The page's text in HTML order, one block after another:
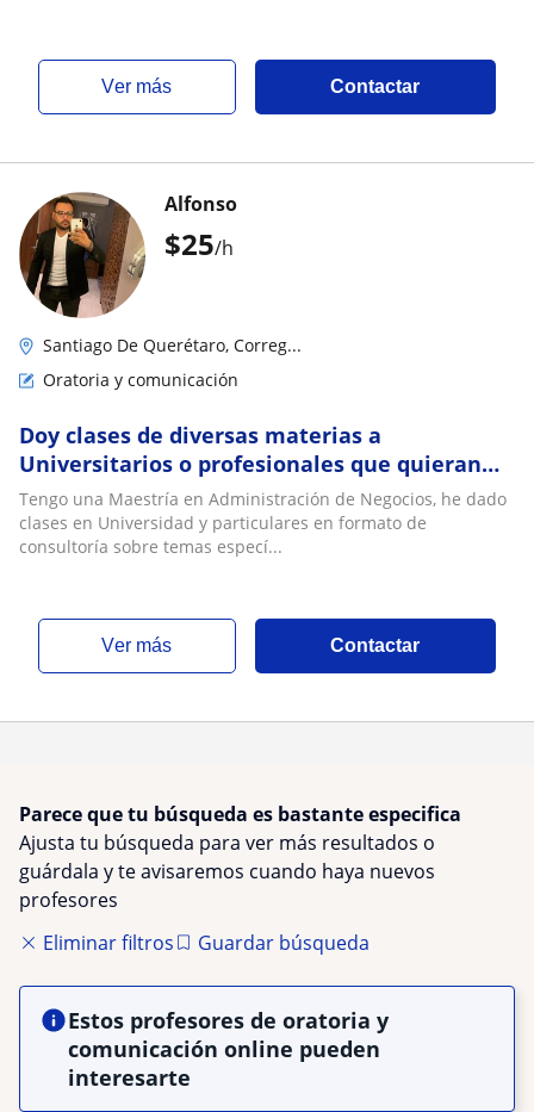
ver más Contactar
$25/h
Alfonso
Santiago De Querétaro, Correg...
Oratoria y comunicación
Doy clases de diversas materias a
Universitarios o profesionales que quieran
seguir profesionalizando sus conocimeintos
Tengo una Maestría en Administración de Negocios, he dado
clases en Universidad y particulares en formato de
consultoría sobre temas especí...
ver más Contactar
Parece que tu búsqueda es bastante especifica
Ajusta tu búsqueda para ver más resultados o
guárdala y te avisaremos cuando haya nuevos
profesores
Eliminar filtros
Guardar búsqueda
Estos profesores de oratoria y
comunicación online pueden
interesarte